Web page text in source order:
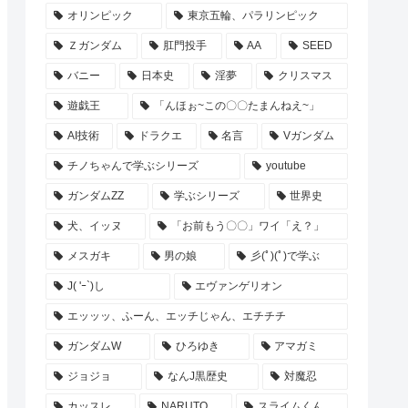
オリンピック 東京五輪、パラリンピック
Ｚガンダム 肛門投手 AA SEED
バニー 日本史 淫夢 クリスマス
遊戯王 「んほぉ~この〇〇たまんねえ~」
AI技術 ドラクエ 名言 Vガンダム
チノちゃんで学ぶシリーズ youtube
ガンダムZZ 学ぶシリーズ 世界史
犬、イッヌ 「お前もう〇〇」ワイ「え？」
メスガキ 男の娘 彡(ﾟ)(ﾟ)で学ぶ
J( 'ｰ`)し エヴァンゲリオン
エッッッ、ふーん、エッチじゃん、エチチチ
ガンダムW ひろゆき アマガミ
ジョジョ なんJ黒歴史 対魔忍